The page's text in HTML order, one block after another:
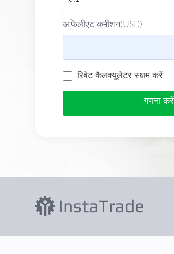
अफिलीएट कमीशन(USD)
रिबेट कैलक्यूलेटर सक्षम करें
गणना करें